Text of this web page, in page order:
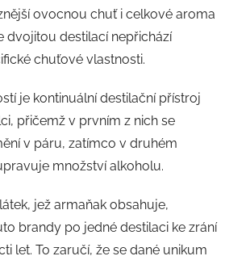
ovocnou chuť i celkové aroma
dvojitou destilací nepřichází
chuťové vlastnosti.
je kontinuální destilační přístroj
přičemž v prvním z nich se
v páru, zatímco v druhém
množství alkoholu.
jež armaňak obsahuje,
brandy po jedné destilaci ke zrání
let. To zaručí, že se dané unikum